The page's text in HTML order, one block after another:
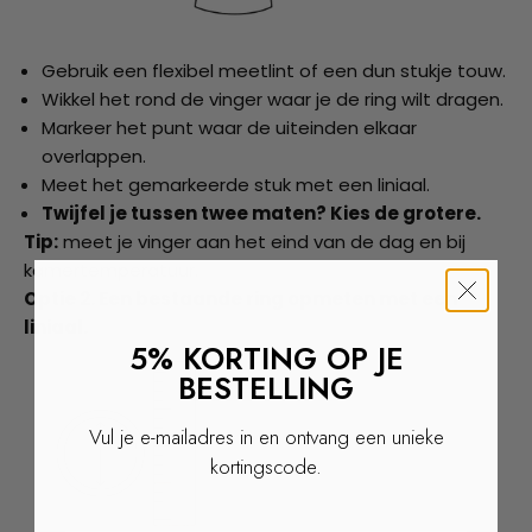
Gebruik een flexibel meetlint of een dun stukje touw.
Wikkel het rond de vinger waar je de ring wilt dragen.
Markeer het punt waar de uiteinden elkaar
overlappen.
Meet het gemarkeerde stuk met een liniaal.
Twijfel je tussen twee maten? Kies de grotere.
Tip:meet je vinger aan het eind van de dag en bij
kamertemperatuur.
Optie 2. Een bestaande ring opmeten met een
liniaal.
5% KORTING OP JE
BESTELLING
Vul je e-mailadres in en ontvang een unieke
kortingscode.